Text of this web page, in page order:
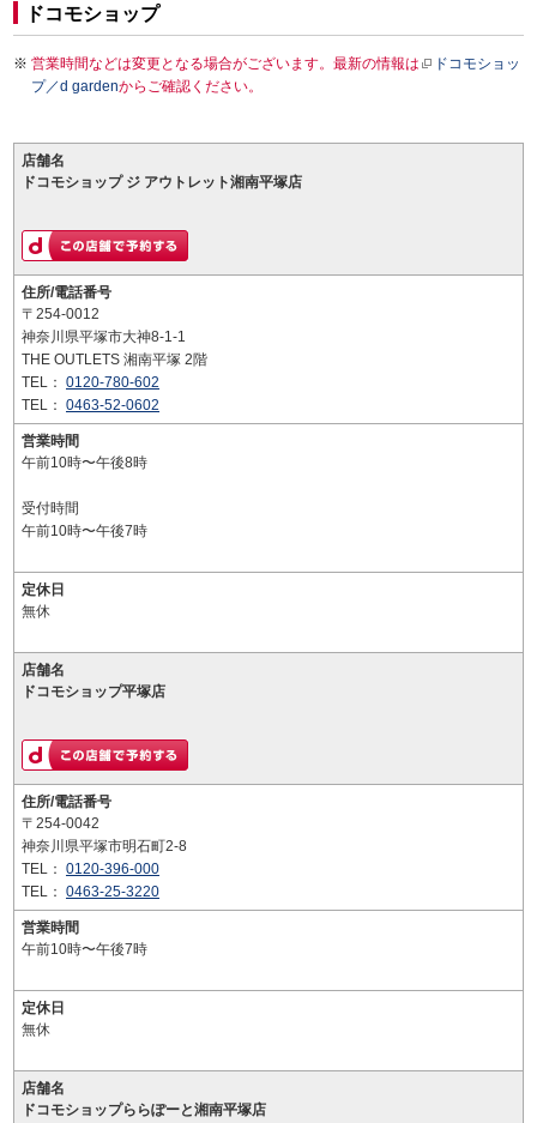
ドコモショップ
営業時間などは変更となる場合がございます。最新の情報は
ドコモショッ
プ／d gardenからご確認ください。
店舗名
ドコモショップ ジ アウトレット湘南平塚店
住所/電話番号
〒254-0012
神奈川県平塚市大神8-1-1
THE OUTLETS 湘南平塚 2階
TEL： 0120-780-602
TEL： 0463-52-0602
営業時間
午前10時〜午後8時
受付時間
午前10時〜午後7時
定休日
無休
店舗名
ドコモショップ平塚店
住所/電話番号
〒254-0042
神奈川県平塚市明石町2-8
TEL： 0120-396-000
TEL： 0463-25-3220
営業時間
午前10時〜午後7時
定休日
無休
店舗名
ドコモショップららぽーと湘南平塚店